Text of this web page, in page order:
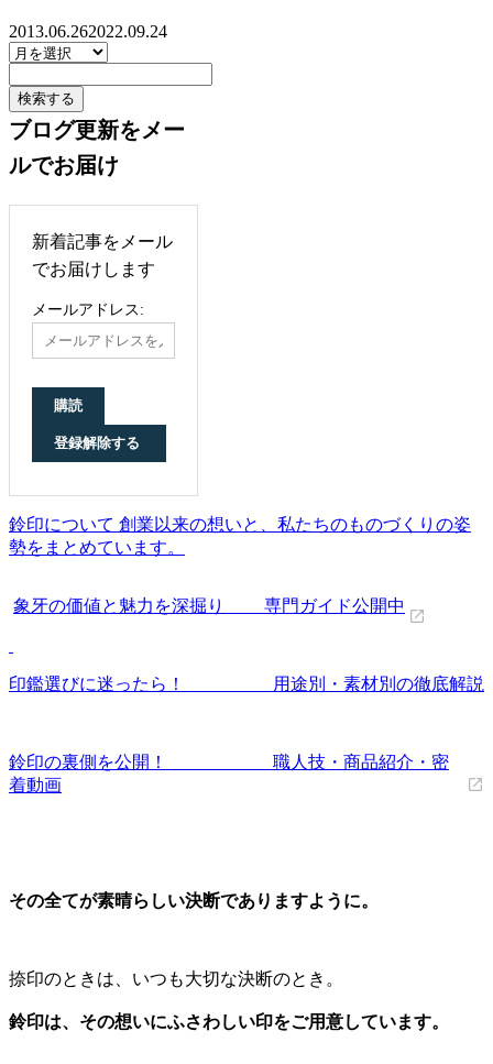
2013.06.262022.09.24
ブログ更新をメー
ルでお届け
新着記事をメール
でお届けします
メールアドレス:
鈴印について 創業以来の想いと、私たちのものづくりの姿
勢をまとめています。
象牙の価値と魅力を深掘り 専門ガイド公開中
印鑑選びに迷ったら！ 用途別・素材別の徹底解説
鈴印の裏側を公開！ 職人技・商品紹介・密
着動画
その全てが素晴らしい決断でありますように。
捺印のときは、いつも大切な決断のとき。
鈴印は、その想いにふさわしい印をご用意しています。